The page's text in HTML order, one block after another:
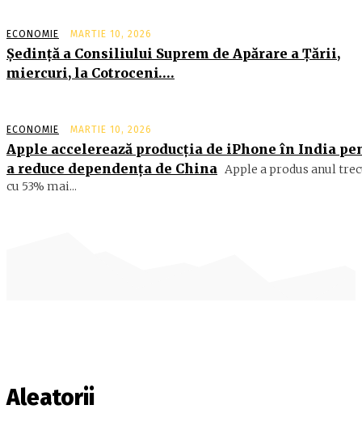
ECONOMIE MARTIE 10, 2026
Şedinţă a Consiliului Suprem de Apărare a Ţării,
miercuri, la Cotroceni….
ECONOMIE MARTIE 10, 2026
Apple accelerează producția de iPhone în India
a reduce dependența de China Apple a produs anul
cu 53% mai...
Aleatorii